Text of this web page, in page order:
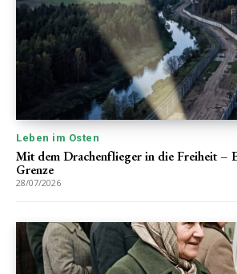
Leben im Osten
Mit dem Drachenflieger in die Freiheit –
Grenze
28/07/2026